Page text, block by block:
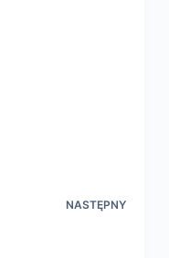
NASTĘPNY